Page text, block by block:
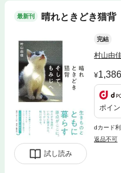
最新刊 晴れときどき猫
試し読み
完結
村山由
1,386
ポイ
dカード
返品不可